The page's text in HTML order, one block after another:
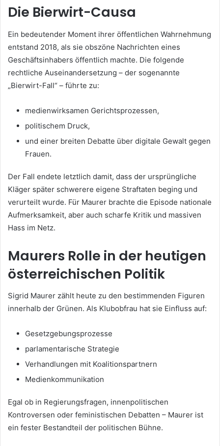
Die Bierwirt-Causa
Ein bedeutender Moment ihrer öffentlichen Wahrnehmung
entstand 2018, als sie obszöne Nachrichten eines
Geschäftsinhabers öffentlich machte. Die folgende
rechtliche Auseinandersetzung – der sogenannte
„Bierwirt-Fall“ – führte zu:
medienwirksamen Gerichtsprozessen,
politischem Druck,
und einer breiten Debatte über digitale Gewalt gegen
Frauen.
Der Fall endete letztlich damit, dass der ursprüngliche
Kläger später schwerere eigene Straftaten beging und
verurteilt wurde. Für Maurer brachte die Episode nationale
Aufmerksamkeit, aber auch scharfe Kritik und massiven
Hass im Netz.
Maurers Rolle in der heutigen
österreichischen Politik
Sigrid Maurer zählt heute zu den bestimmenden Figuren
innerhalb der Grünen. Als Klubobfrau hat sie Einfluss auf:
Gesetzgebungsprozesse
parlamentarische Strategie
Verhandlungen mit Koalitionspartnern
Medienkommunikation
Egal ob in Regierungsfragen, innenpolitischen
Kontroversen oder feministischen Debatten – Maurer ist
ein fester Bestandteil der politischen Bühne.